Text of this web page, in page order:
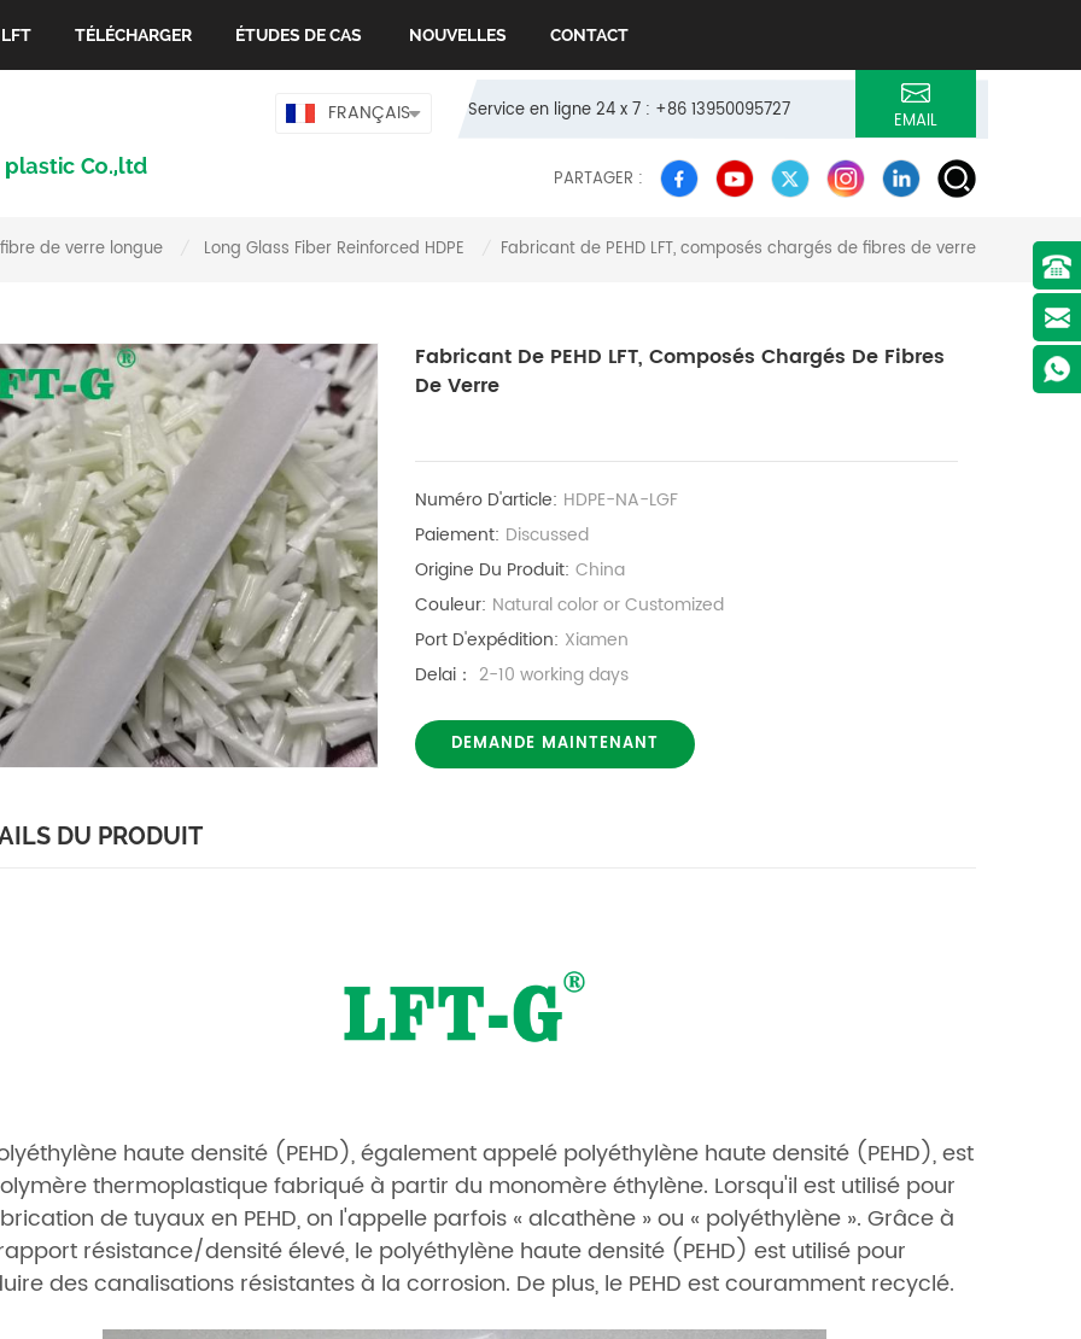
TÉLÉCHARGER ÉTUDES DE CAS NOUVELLES CONTACT
Service en ligne 24 x 7 : +86 13950095727 EMAIL
FRANÇAIS
PARTAGER :
de verre longue Long Glass Fiber Reinforced HDPE Fabricant de PEHD LFT, composés chargés de fibres de verre
Fabricant De PEHD LFT, Composés Chargés De Fibres
De Verre
Numéro D'article: HDPE-NA-LGF
Paiement: Discussed
Origine Du Produit: China
Couleur: Natural color or Customized
Port D'expédition: Xiamen
Delai： 2-10 working days
DEMANDE MAINTENANT
DU PRODUIT
haute densité (PEHD), également appelé polyéthylène haute densité (PEHD), est
thermoplastique fabriqué à partir du monomère éthylène. Lorsqu'il est utilisé pour
de tuyaux en PEHD, on l'appelle parfois « alcathène » ou « polyéthylène ». Grâce à
résistance/densité élevé, le polyéthylène haute densité (PEHD) est utilisé pour
des canalisations résistantes à la corrosion. De plus, le PEHD est couramment recyclé.